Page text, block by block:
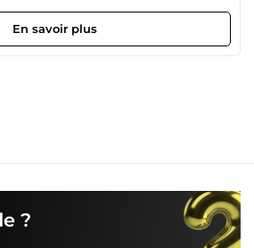
En savoir plus
?